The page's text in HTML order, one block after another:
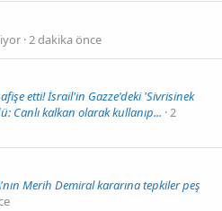
2 dakika önce
etti! İsrail'in Gazze'deki 'Sivrisinek
Canlı kalkan olarak kullanıp... 2
Merih Demiral kararına tepkiler peş